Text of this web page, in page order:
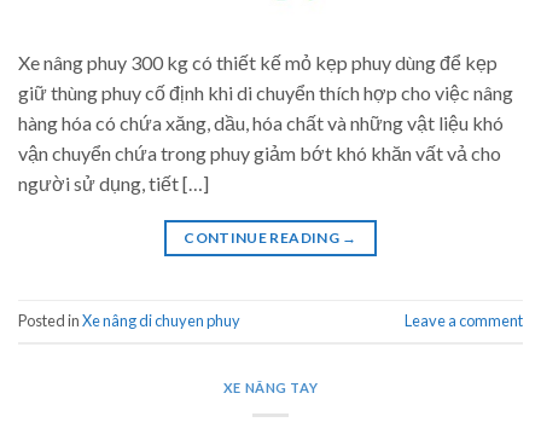
Xe nâng phuy 300 kg có thiết kế mỏ kẹp phuy dùng để kẹp
giữ thùng phuy cố định khi di chuyển thích hợp cho việc nâng
hàng hóa có chứa xăng, dầu, hóa chất và những vật liệu khó
vận chuyển chứa trong phuy giảm bớt khó khăn vất vả cho
người sử dụng, tiết […]
CONTINUE READING →
Posted inXe nâng di chuyen phuy Leave a comment
XE NÂNG TAY